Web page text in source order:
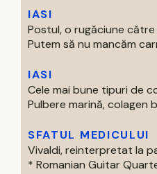
IASI
Postul, o rugăciune
Putem să nu mancăm
IASI
Cele mai bune tipuri de
Pulbere marină, colagen
SFATUL MEDICULUI
Vivaldi, reinterpretat la
* Romanian Guitar